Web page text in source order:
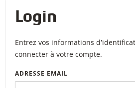
Login
Entrez vos informations
connecter à votre compte.
ADRESSE EMAIL